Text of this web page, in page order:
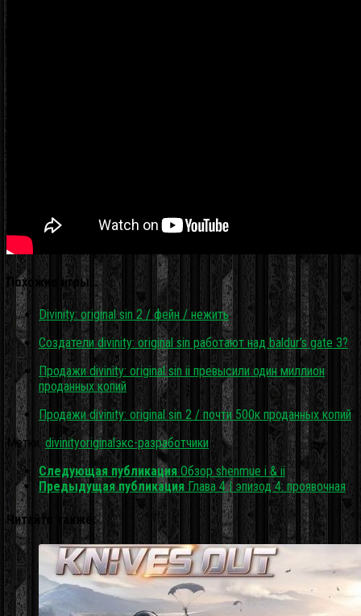
Похожие игры…
Divinity: original sin 2 / фейн / нежить
Создатели divinity: original sin работают над baldur’s gate 3?
Продажи divinity: original sin ii превысили один миллион
проданных копий
Продажи divinity: original sin 2 / почти 500к проданных копий
Метки: divinityoriginalэкс-разработчики
Следующая публикация Обзор shenmue i & ii
Предыдущая публикация Глава 4 | эпизод 4: проявочная
Читайте также: